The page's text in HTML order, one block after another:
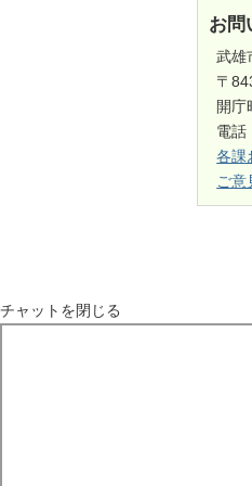
お問
武雄
〒
開庁
電話
各課
ご意
チャットを閉じる